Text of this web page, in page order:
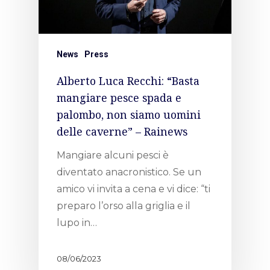
News Press
Alberto Luca Recchi: “Basta
mangiare pesce spada e
palombo, non siamo uomini
delle caverne” – Rainews
Mangiare alcuni pesci è
diventato anacronistico. Se un
amico vi invita a cena e vi dice: “ti
preparo l’orso alla griglia e il
lupo in…
08/06/2023
News
Expeditions
Shop
Contacts